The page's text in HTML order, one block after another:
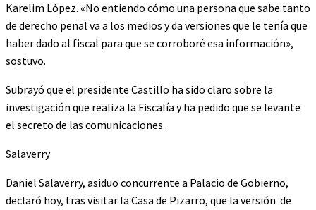
Karelim López. «No entiendo cómo una persona que sabe tanto
de derecho penal va a los medios y da versiones que le tenía que
haber dado al fiscal para que se corroboré esa información»,
sostuvo.
Subrayó que el presidente Castillo ha sido claro sobre la
investigación que realiza la Fiscalía y ha pedido que se levante
el secreto de las comunicaciones.
Salaverry
Daniel Salaverry, asiduo concurrente a Palacio de Gobierno,
declaró hoy, tras visitar la Casa de Pizarro, que la versión de